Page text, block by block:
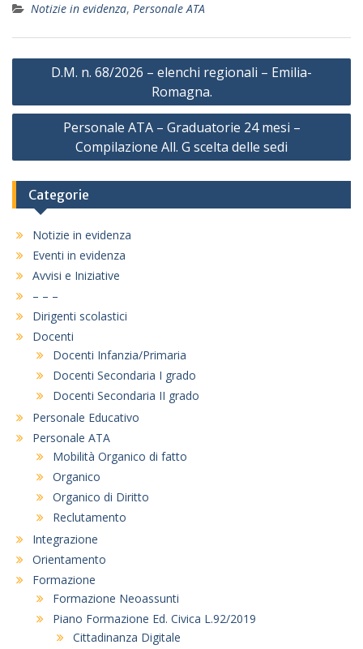
Notizie in evidenza, Personale ATA
Navigazione
D.M. n. 68/2026 – elenchi regionali – Emilia-
Romagna.
Personale ATA – Graduatorie 24 mesi –
Compilazione All. G scelta delle sedi
Categorie
Notizie in evidenza
Eventi in evidenza
Avvisi e Iniziative
– – –
Dirigenti scolastici
Docenti
Docenti Infanzia/Primaria
Docenti Secondaria I grado
Docenti Secondaria II grado
Personale Educativo
Personale ATA
Mobilità Organico di fatto
Organico
Organico di Diritto
Reclutamento
Integrazione
Orientamento
Formazione
Formazione Neoassunti
Piano Formazione Ed. Civica L.92/2019
Cittadinanza Digitale